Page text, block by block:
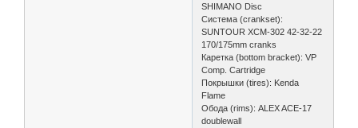
SHIMANO Disc
Система (crankset):
SUNTOUR XCM-302 42-32-22
170/175mm cranks
Каретка (bottom bracket): VP
Comp. Cartridge
Покрышки (tires): Kenda
Flame
Обода (rims): ALEX ACE-17
doublewall